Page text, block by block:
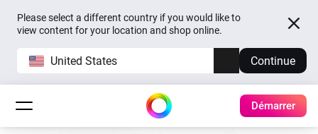
Please select a different country if you would like to
view content for your location and shop online.
United States Continue
Démarrer